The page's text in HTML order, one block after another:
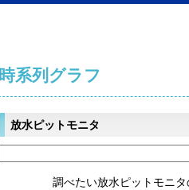
時系列グラフ
放水ピットモニタ
調べたい放水ピットモニ